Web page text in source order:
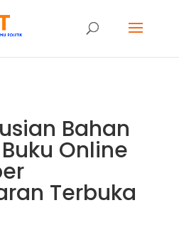
Bahan
Online
Terbuka